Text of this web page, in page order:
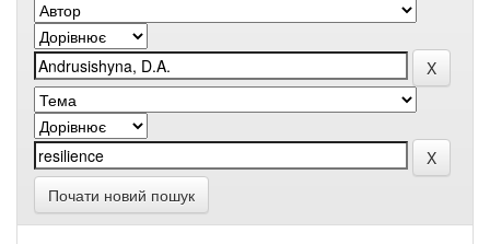
Почати новий пошук